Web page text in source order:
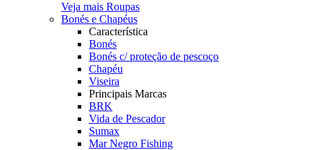
Veja mais Roupas
Bonés e Chapéus
Característica
Bonés
Bonés c/ proteção de pescoço
Chapéu
Viseira
Principais Marcas
BRK
Vida de Pescador
Sumax
Mar Negro Fishing